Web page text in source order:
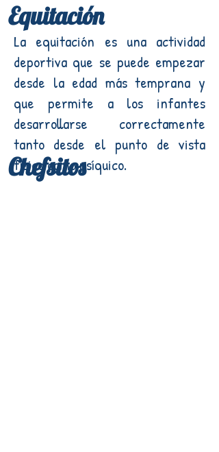
Equitación
La equitación es una actividad
deportiva que se puede empezar
desde la edad más temprana y
que permite a los infantes
desarrollarse correctamente
tanto desde el punto de vista
físico como psíquico.
Chefsitos